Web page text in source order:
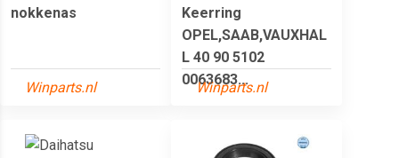
nokkenas
Winparts.nl
Keerring
OPEL,SAAB,VAUXHAL
L 40 90 5102
0063683...
Winparts.nl